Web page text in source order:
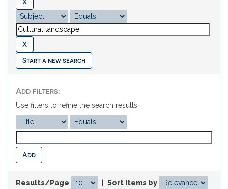
Start a new search
Add filters:
Use filters to refine the search results.
Results/Page
Sort items by